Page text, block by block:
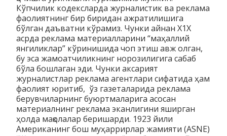
Кўпчилик кодексларда журналистик ва реклама
фаолиятнинг бир биридан ажратилишига
бўлган даъватни кўрамиз. Чунки айнан Х1Х
асрда реклама материалларини “маҳаллий
янгиликлар” кўринишида чоп этиш авж олган,
бу эса жамоатчиликнинг норозилигига сабаб
бўла бошлаган эди. Чунки аксарият
журналистлар реклама агентлари сифатида ҳам
фаолият юритиб, ўз газеталарида реклама
берувчиларнинг буюртмаларига асосан
материалнинг реклама эканлигини яширган
ҳолда мақолалар беришарди. 1923 йили
Американинг бош муҳаррирлар жамияти (ASNE)